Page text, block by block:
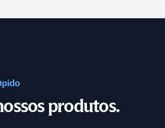
produtos.